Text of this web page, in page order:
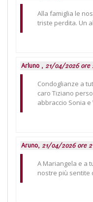
Alla famiglia le
triste perdita. Un
Arluno , 21/04/2026 ore
Condoglianze a
caro Tiziano
abbraccio Sonia
Aruno, 21/04/2026 ore
A Mariangela e a
nostre più sentite